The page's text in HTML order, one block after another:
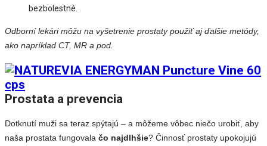
bezbolestné.
Odborní lekári môžu na vyšetrenie prostaty použiť aj ďalšie metódy,
ako napríklad CT, MR a pod.
Prostata a prevencia
Dotknutí muži sa teraz spýtajú – a môžeme vôbec niečo urobiť, aby
naša prostata fungovala čo najdlhšie? Činnosť prostaty upokojujú